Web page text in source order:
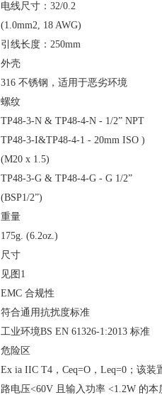
电线尺寸：32/0.2
(1.0mm2, 18 AWG)
引线长度：250mm
外壳
316 不锈钢，适用于恶劣环境
螺纹
TP48-3-N & TP48-4-N - 1/2” NPT
TP48-3-I&TP48-4-1 - 20mm ISO )
(M20 x 1.5)
TP48-3-G & TP48-4-G - G 1/2”
(BSP1/2”)
重量
175g. (6.2oz.)
尺寸
见图1
EMC 合规性
符合通用抗扰度标准
工业环境BS EN 61326-1:2013 标准
危险区
Ex ia IIC T4，Ceq=O，Leq=0；该
路电压<60V 且输入功率 <1.2W 的本